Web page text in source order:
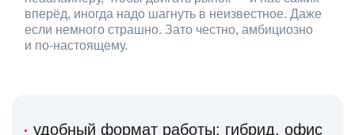
вперёд, иногда надо шагнуть в неизвестное. Даже
если немного страшно. Зато честно, амбициозно
и по‑настоящему.
удобный формат работы: гибрид, офис